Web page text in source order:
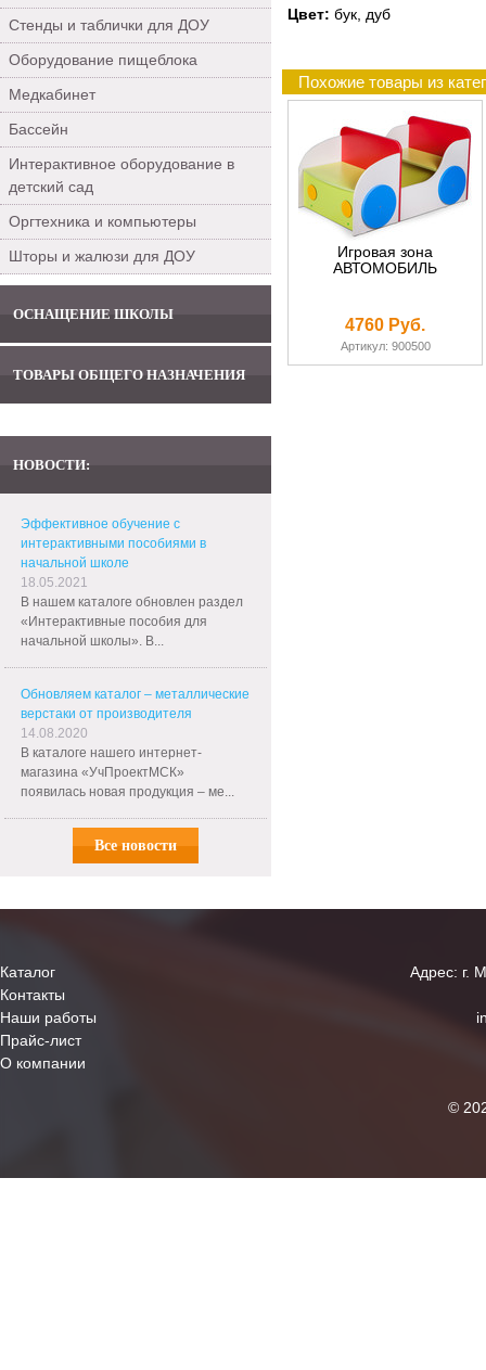
Стенды и таблички для ДОУ
Оборудование пищеблока
Медкабинет
Бассейн
Интерактивное оборудование в
детский сад
Оргтехника и компьютеры
Шторы и жалюзи для ДОУ
ОСНАЩЕНИЕ ШКОЛЫ
ТОВАРЫ ОБЩЕГО НАЗНАЧЕНИЯ
НОВОСТИ:
Эффективное обучение с
интерактивными пособиями в
начальной школе
18.05.2021
В нашем каталоге обновлен раздел
«Интерактивные пособия для
начальной школы». В...
Обновляем каталог – металлические
верстаки от производителя
14.08.2020
В каталоге нашего интернет-
магазина «УчПроектМСК»
появилась новая продукция – ме...
Все новости
Цвет: бук, дуб
Похожие товары из
Игровая зона
АВТОМОБИЛЬ
4760 Руб.
Артикул: 900500
Каталог
Контакты
Наши работы
Прайс-лист
О компании
Адрес: г.
©